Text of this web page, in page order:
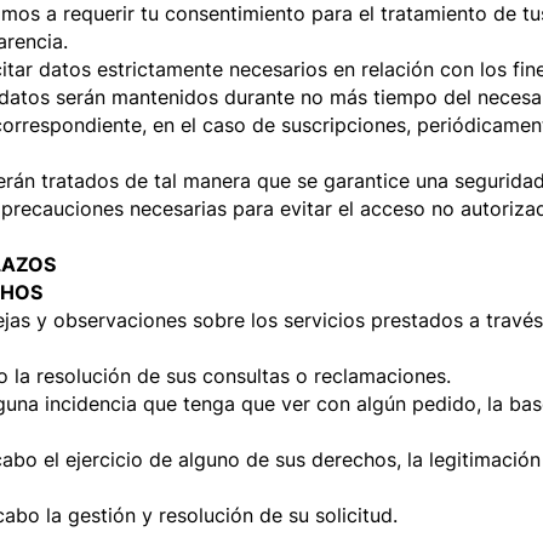
Fundas para trajes
Club de
Nosotros
a requerir tu consentimiento para el tratamiento de
datos estrictamente necesarios en relación con los
serán mantenidos durante no más tiempo del
en el caso de suscripciones,
tratados de tal manera que se garantice una
necesarias para evitar el acceso no
y observaciones sobre los servicios prestados a
resolución de sus consultas o reclamaciones.
incidencia que tenga que ver con algún pedido, la
el ejercicio de alguno de sus derechos, la
la gestión y resolución de su solicitud.